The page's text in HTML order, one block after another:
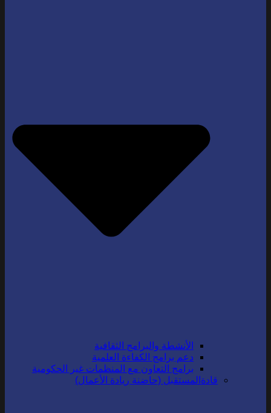
الأنشطة والبرامج الثقافية
دعم برامج الكفاءة العلمية
برامج التعاون مع المنظمات غير الحكومية
قادةالمستقبل (حاضنة ريادة الأعمال)